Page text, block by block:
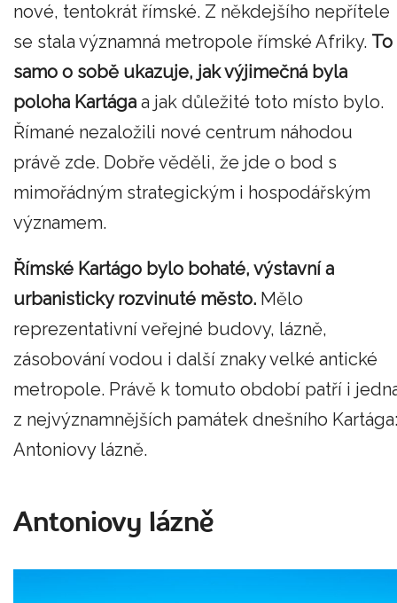
nové, tentokrát římské. Z někdejšího nepřítele
se stala významná metropole římské Afriky. To
samo o sobě ukazuje, jak výjimečná byla
poloha Kartága a jak důležité toto místo bylo.
Římané nezaložili nové centrum náhodou
právě zde. Dobře věděli, že jde o bod s
mimořádným strategickým i hospodářským
významem.
Římské Kartágo bylo bohaté, výstavní a
urbanisticky rozvinuté město. Mělo
reprezentativní veřejné budovy, lázně,
zásobování vodou i další znaky velké antické
metropole. Právě k tomuto období patří i
z nejvýznamnějších památek dnešního Kartága:
Antoniovy lázně.
Antoniovy lázně